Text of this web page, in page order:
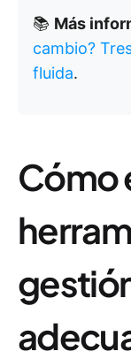
📚 Más
cambio?
fluida.
Cómo